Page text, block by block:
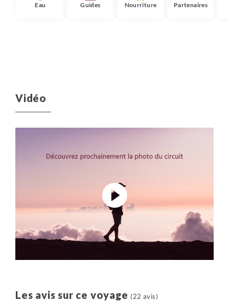
Eau Guides Nourriture Partenaires
Vidéo
Les avis sur ce voyage (22 avis)